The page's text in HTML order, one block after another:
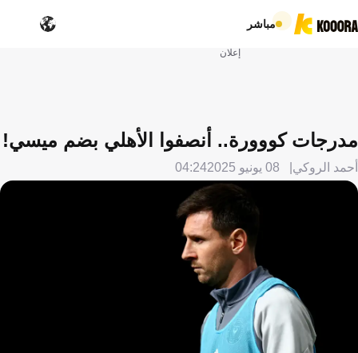
مباشر
إعلان
مدرجات كووورة.. أنصفوا الأهلي بضم ميسي!
أحمد الروكي 08 يونيو 2025 04:24